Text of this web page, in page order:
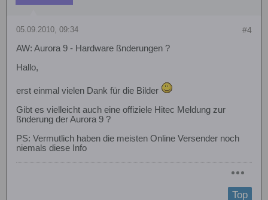
#4
05.09.2010, 09:34
AW: Aurora 9 - Hardware ßnderungen ?
Hallo,
erst einmal vielen Dank für die Bilder
Gibt es vielleicht auch eine offiziele Hitec Meldung zur
ßnderung der Aurora 9 ?
PS: Vermutlich haben die meisten Online Versender noch
niemals diese Info
Top